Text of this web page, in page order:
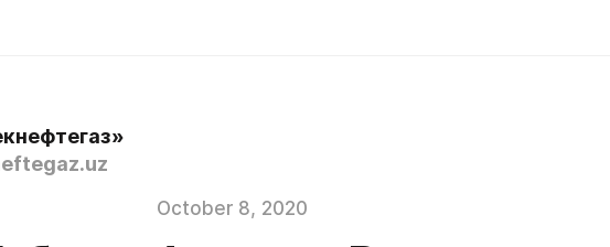
October 8, 2020